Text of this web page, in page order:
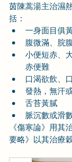
茵陳蒿湯主治濕
括：
一身面目俱
腹微滿、脘
小便短赤、
赤便難
口渴欲飲、
發熱，無汗
舌苔黃膩
脈沉數或滑
《傷寒論》用其
要略》以其治療穀